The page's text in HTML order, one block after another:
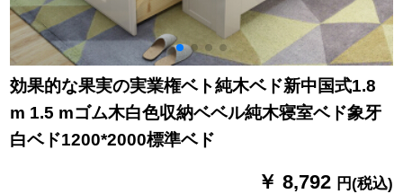
効果的な果実の実業権ベト純木ベド新中国式1.8
m 1.5 mゴム木白色収納ベベル純木寝室ベド象牙
白ベド1200*2000標準ベド
￥ 8,792 円(税込)